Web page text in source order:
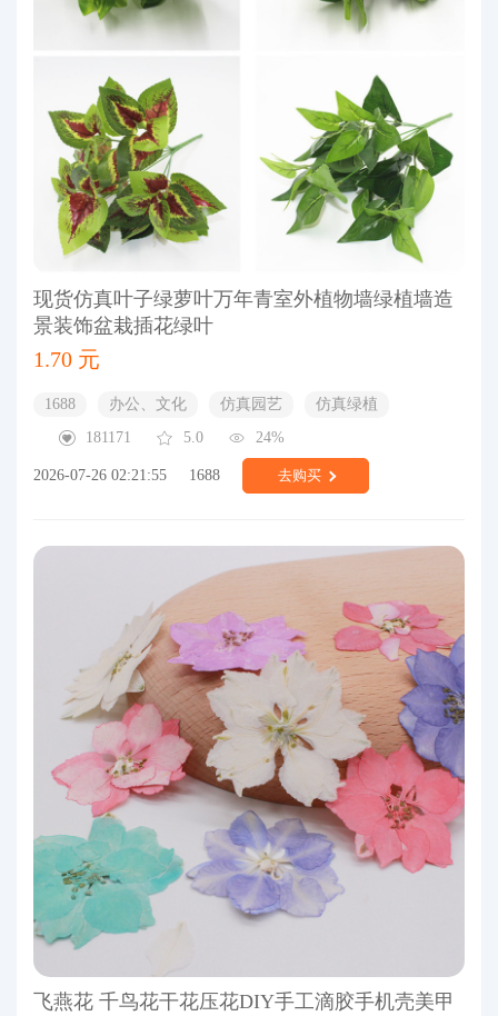
现货仿真叶子绿萝叶万年青室外植物墙绿植墙造
景装饰盆栽插花绿叶
1.70 元
1688 办公、文化 仿真园艺
仿真绿植
181171
5.0 24%
2026-07-26 02:21:55 1688 去购买
飞燕花 千鸟花干花压花DIY手工滴胶手机壳美甲